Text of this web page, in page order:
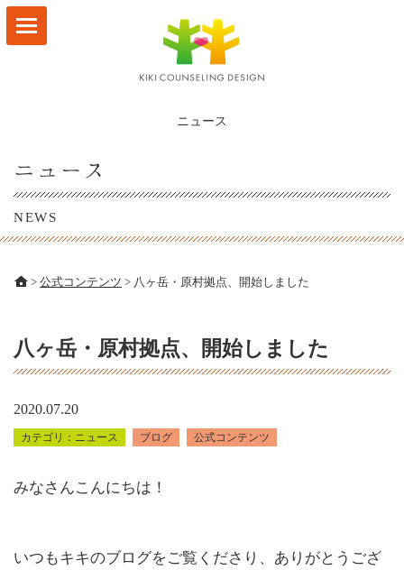
ニュース
ニュース
NEWS
> 公式コンテンツ > 八ヶ岳・原村拠点、開始しました
八ヶ岳・原村拠点、開始しました
2020.07.20
ニュース ブログ 公式コンテンツ
みなさんこんにちは！
いつもキキのブログをご覧くださり、ありがとうござ
お客様の声
ビジョンマップ
事例
会社概要